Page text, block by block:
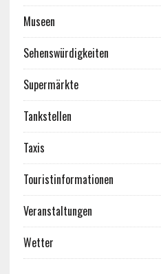
Museen
Sehenswürdigkeiten
Supermärkte
Tankstellen
Taxis
Touristinformationen
Veranstaltungen
Wetter